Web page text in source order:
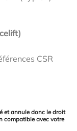
CSR
et annule donc le droit
compatible avec votre